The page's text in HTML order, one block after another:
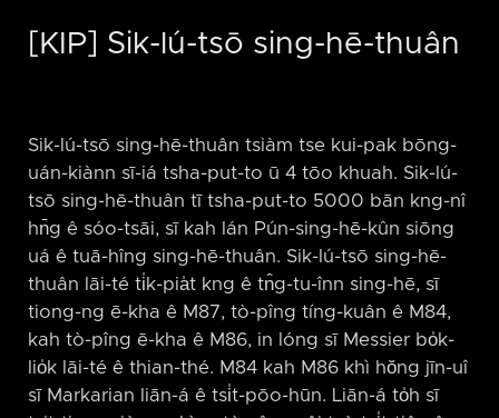
[KIP] Sik-lú-tsō sing-hē-thuân
Sik-lú-tsō sing-hē-thuân tsiàm tse kui-pak bōng-
uán-kiànn sī-iá tsha-put-to ū 4 tōo khuah. Sik-lú-
tsō sing-hē-thuân tī tsha-put-to 5000 bān kng-nî
hn̄g ê sóo-tsāi, sī kah lán Pún-sing-hē-kûn siōng
uá ê tuā-hîng sing-hē-thuân. Sik-lú-tsō sing-hē-
thuân lāi-té ti̍k-pia̍t kng ê tn̂g-tu-înn sing-hē, sī
tiong-ng ē-kha ê M87, tò-pîng tíng-kuân ê M84,
kah tò-pîng ē-kha ê M86, in lóng sī Messier bo̍k-
lio̍k lāi-té ê thian-thé. M84 kah M86 khì hŏng jīn-uî
sī Markarian liān-á ê tsi̍t-pōo-hūn. Liān-á to̍h sī